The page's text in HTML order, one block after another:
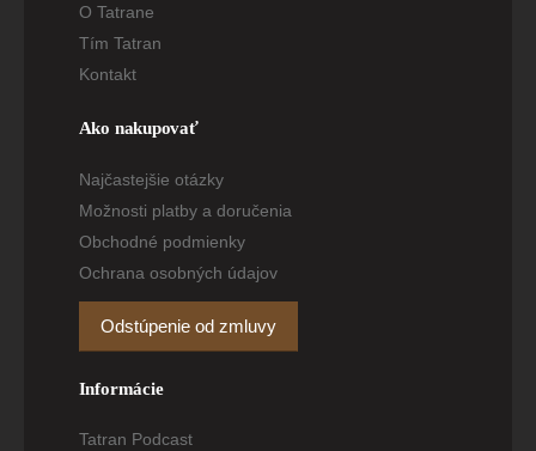
O Tatrane
Tím Tatran
Kontakt
Ako nakupovať
Najčastejšie otázky
Možnosti platby a doručenia
Obchodné podmienky
Ochrana osobných údajov
Odstúpenie od zmluvy
Informácie
Tatran Podcast